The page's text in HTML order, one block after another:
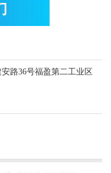
器
路36号福盈第二工业区